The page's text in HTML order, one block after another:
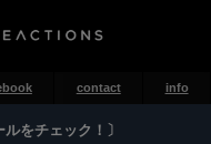
contact info
をチェック！〕